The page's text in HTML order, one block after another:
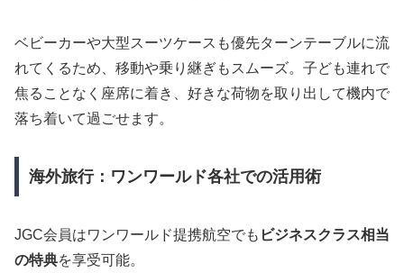
ベビーカーや大型スーツケースも優先ターンテーブルに流
れてくるため、移動や乗り継ぎもスムーズ。子ども連れで
焦ることなく座席に着き、好きな荷物を取り出して機内で
落ち着いて過ごせます。
海外旅行：ワンワールド各社での活用術
JGC会員はワンワールド提携航空でも ビジネスクラス相当
の特典を享受可能。